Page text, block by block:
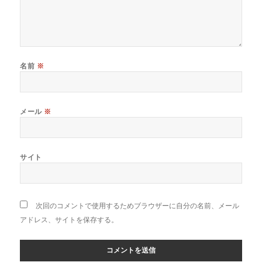
名前 ※
メール ※
サイト
次回のコメントで使用するためブラウザーに自分の名前、メール
アドレス、サイトを保存する。